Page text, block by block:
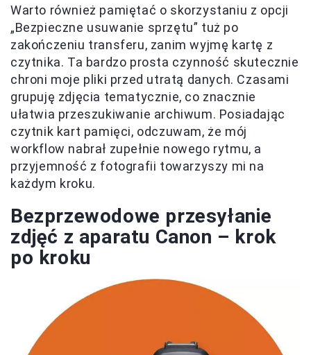
Warto również pamiętać o skorzystaniu z opcji
„Bezpieczne usuwanie sprzętu” tuż po
zakończeniu transferu, zanim wyjmę kartę z
czytnika. Ta bardzo prosta czynność skutecznie
chroni moje pliki przed utratą danych. Czasami
grupuję zdjęcia tematycznie, co znacznie
ułatwia przeszukiwanie archiwum. Posiadając
czytnik kart pamięci, odczuwam, że mój
workflow nabrał zupełnie nowego rytmu, a
przyjemność z fotografii towarzyszy mi na
każdym kroku.
Bezprzewodowe przesyłanie
zdjęć z aparatu Canon – krok
po kroku